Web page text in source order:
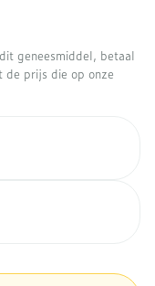
geneesmiddel, betaal
de prijs die op onze